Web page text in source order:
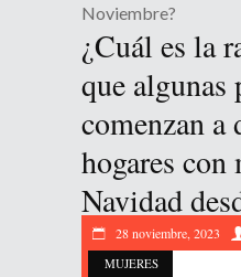
Noviembre?
¿Cuál es la
que algunas
comenzan a
hogares
Navidad
MUJERES
28 noviembre, 2023